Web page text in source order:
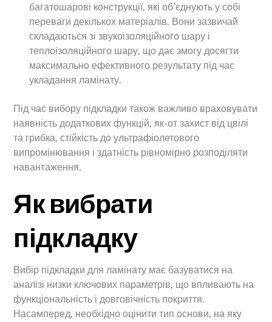
багатошарові конструкції, які об’єднують у собі
переваги декількох матеріалів. Вони зазвичай
складаються зі звукоізоляційного шару і
теплоізоляційного шару, що дає змогу досягти
максимально ефективного результату під час
укладання ламінату.
Під час вибору підкладки також важливо враховувати
наявність додаткових функцій, як-от захист від цвілі
та грибка, стійкість до ультрафіолетового
випромінювання і здатність рівномірно розподіляти
навантаження.
Як вибрати
підкладку
Вибір підкладки для ламінату має базуватися на
аналізі низки ключових параметрів, що впливають на
функціональність і довговічність покриття.
Насамперед, необхідно оцінити тип основи, на яку